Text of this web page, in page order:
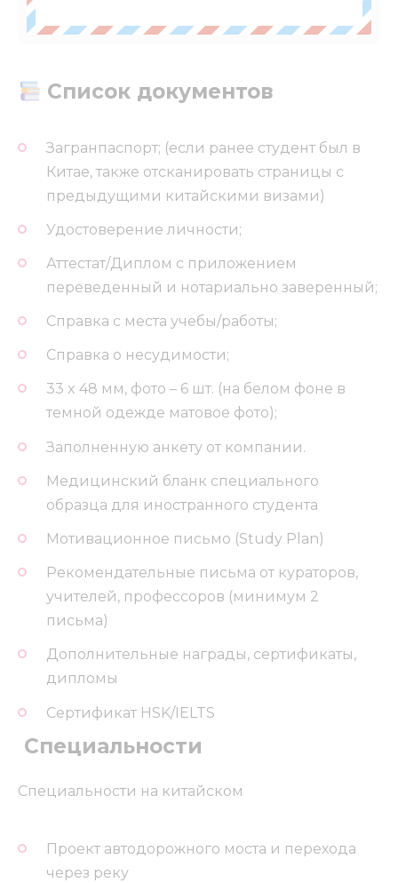
Список документов
Загранпаспорт; (если ранее студент был в
Китае, также отсканировать страницы с
предыдущими китайскими визами)
Удостоверение личности;
Аттестат/Диплом с приложением
переведенный и нотариально заверенный;
Справка с места учебы/работы;
Справка о несудимости;
33 x 48 мм, фото – 6 шт. (на белом фоне в
темной одежде матовое фото);
Заполненную анкету от компании.
Медицинский бланк специального
образца для иностранного студента
Мотивационное письмо (Study Plan)
Рекомендательные письма от кураторов,
учителей, профессоров (минимум 2
письма)
Дополнительные награды, сертификаты,
дипломы
Сертификат HSK/IELTS
️ Специальности
Специальности на китайском
Проект автодорожного моста и перехода
через реку